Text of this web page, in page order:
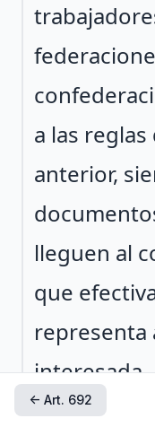
a las
anterior,
lleguen al
que
representa
interesada.
Artículo
← Art. 692